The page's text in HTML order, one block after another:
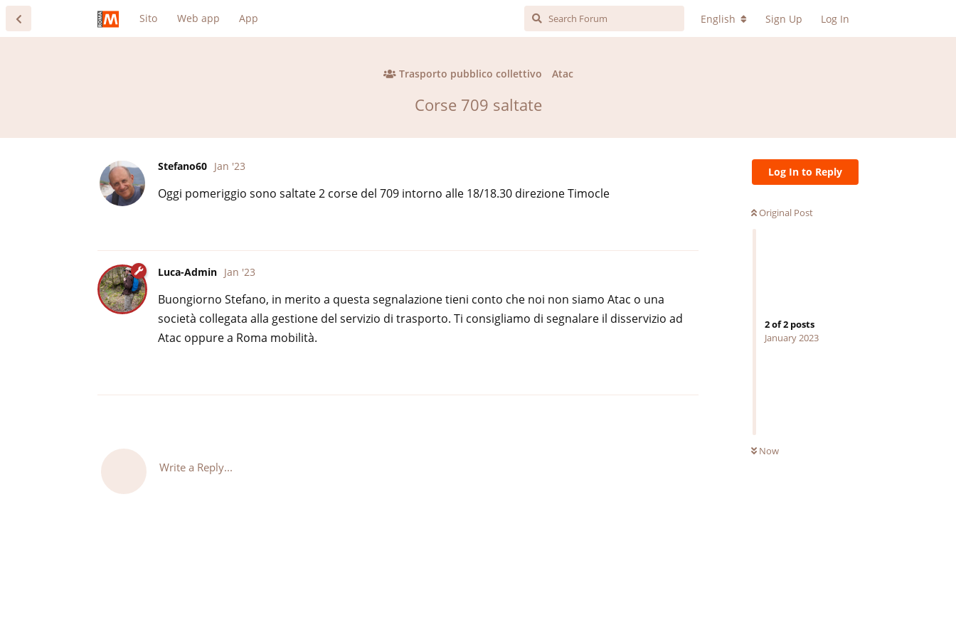
Sito Web app App English Sign Up Log In
Trasporto pubblico collettivo Atac
Corse 709 saltate
Log In to Reply
Original Post
2of2 posts
January 2023
Now
Stefano60 Jan '23
Oggi pomeriggio sono saltate 2 corse del 709 intorno alle 18/18.30 direzione Timocle
Luca-Admin Jan '23
Buongiorno Stefano, in merito a questa segnalazione tieni conto che noi non siamo Atac o una
società collegata alla gestione del servizio di trasporto. Ti consigliamo di segnalare il disservizio ad
Atac oppure a Roma mobilità.
Write a Reply...